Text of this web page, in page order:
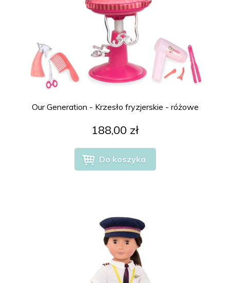
Our Generation - Krzesło fryzjerskie - różowe
188,00 zł
Do koszyka